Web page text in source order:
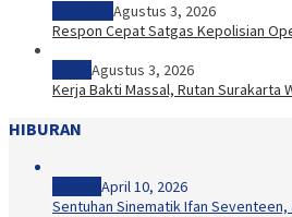
Agustus 3, 2026
Respon Cepat Satgas Kepolisian
Agustus 3, 2026
Kerja Bakti Massal, Rutan Surakarta
HIBURAN
April 10, 2026
Sentuhan Sinematik Ifan